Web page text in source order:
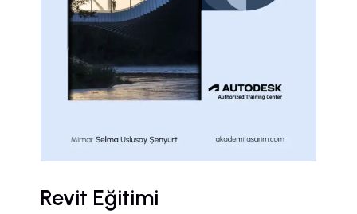
Revit Eğitimi